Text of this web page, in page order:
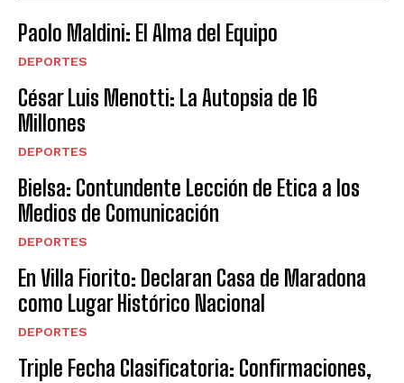
Paolo Maldini: El Alma del Equipo
DEPORTES
César Luis Menotti: La Autopsia de 16
Millones
DEPORTES
Bielsa: Contundente Lección de Etica a los
Medios de Comunicación
DEPORTES
En Villa Fiorito: Declaran Casa de Maradona
como Lugar Histórico Nacional
DEPORTES
Triple Fecha Clasificatoria: Confirmaciones,